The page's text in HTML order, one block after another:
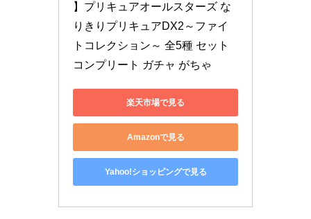
】プリキュアオールスターズ な
りきりプリキュアDX2～ファイ
トコレクション～ 全5種 セット
コンプリート ガチャ がちゃ
楽天市場で見る
Amazonで見る
Yahoo!ショッピングで見る